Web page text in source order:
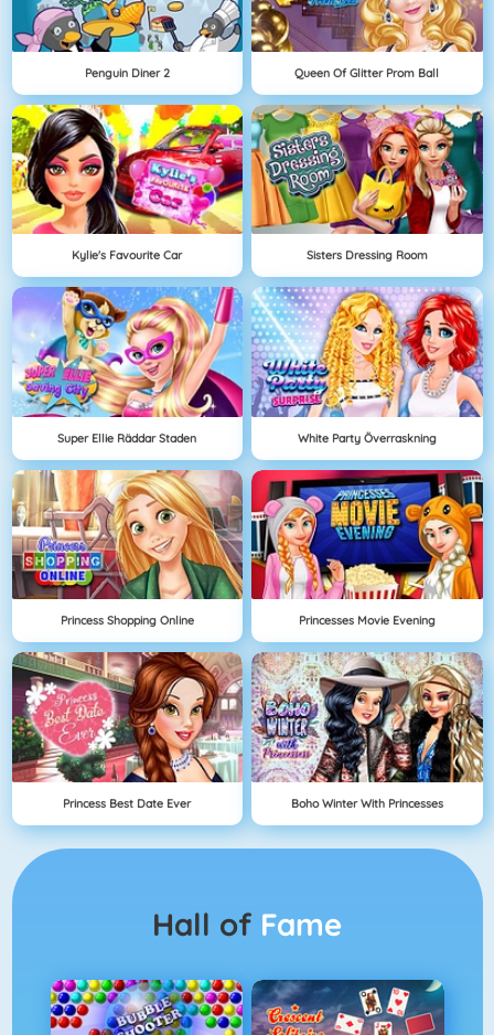
Penguin Diner 2 Queen Of Glitter Prom Ball
Kylie's Favourite Car Sisters Dressing Room
Super Ellie Räddar Staden White Party Överraskning
Princess Shopping Online Princesses Movie Evening
Princess Best Date Ever Boho Winter With Princesses
Hall of Fame